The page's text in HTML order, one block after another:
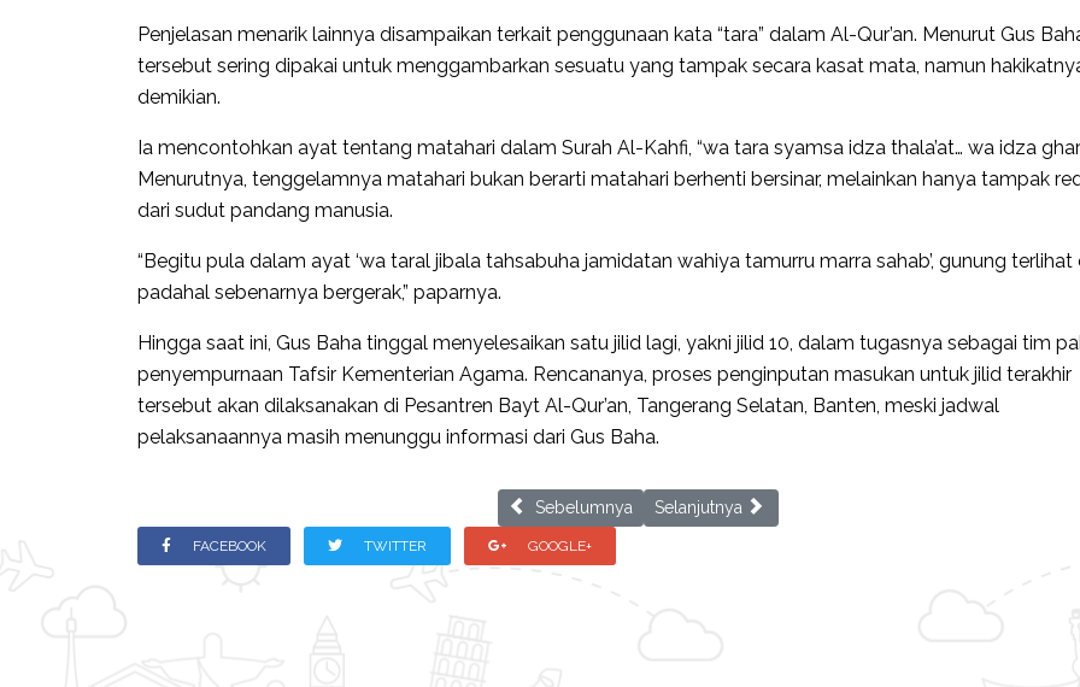
Penjelasan menarik lainnya disampaikan terkait penggunaan kata “tara” dalam Al-Qur’an. Menurut Gus
tersebut sering dipakai untuk menggambarkan sesuatu yang tampak secara kasat mata, namun
demikian.
Ia mencontohkan ayat tentang matahari dalam Surah Al-Kahfi, “wa tara syamsa idza thala’at… wa idza
Menurutnya, tenggelamnya matahari bukan berarti matahari berhenti bersinar, melainkan hanya tampak
dari sudut pandang manusia.
“Begitu pula dalam ayat ‘wa taral jibala tahsabuha jamidatan wahiya tamurru marra sahab’, gunung terlihat
padahal sebenarnya bergerak,” paparnya.
Hingga saat ini, Gus Baha tinggal menyelesaikan satu jilid lagi, yakni jilid 10, dalam tugasnya sebagai tim
penyempurnaan Tafsir Kementerian Agama. Rencananya, proses penginputan masukan untuk jilid terakhir
tersebut akan dilaksanakan di Pesantren Bayt Al-Qur’an, Tangerang Selatan, Banten, meski jadwal
pelaksanaannya masih menunggu informasi dari Gus Baha.
Previous article: LPMQ Perkuat Layanan Inklusif melalui Peningkatan
Sebelumnya Next article: Terima Kunjungan BDK Denpasar, LPMQ
Selanjutnya
FACEBOOK TWITTER GOOGLE+